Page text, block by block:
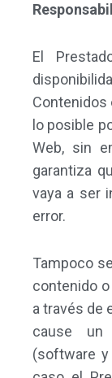
El
Contenidos
lo posible
Web, sin
garantiza
vaya a ser
error.
Tampoco
contenido
a través de
cause un
(software y